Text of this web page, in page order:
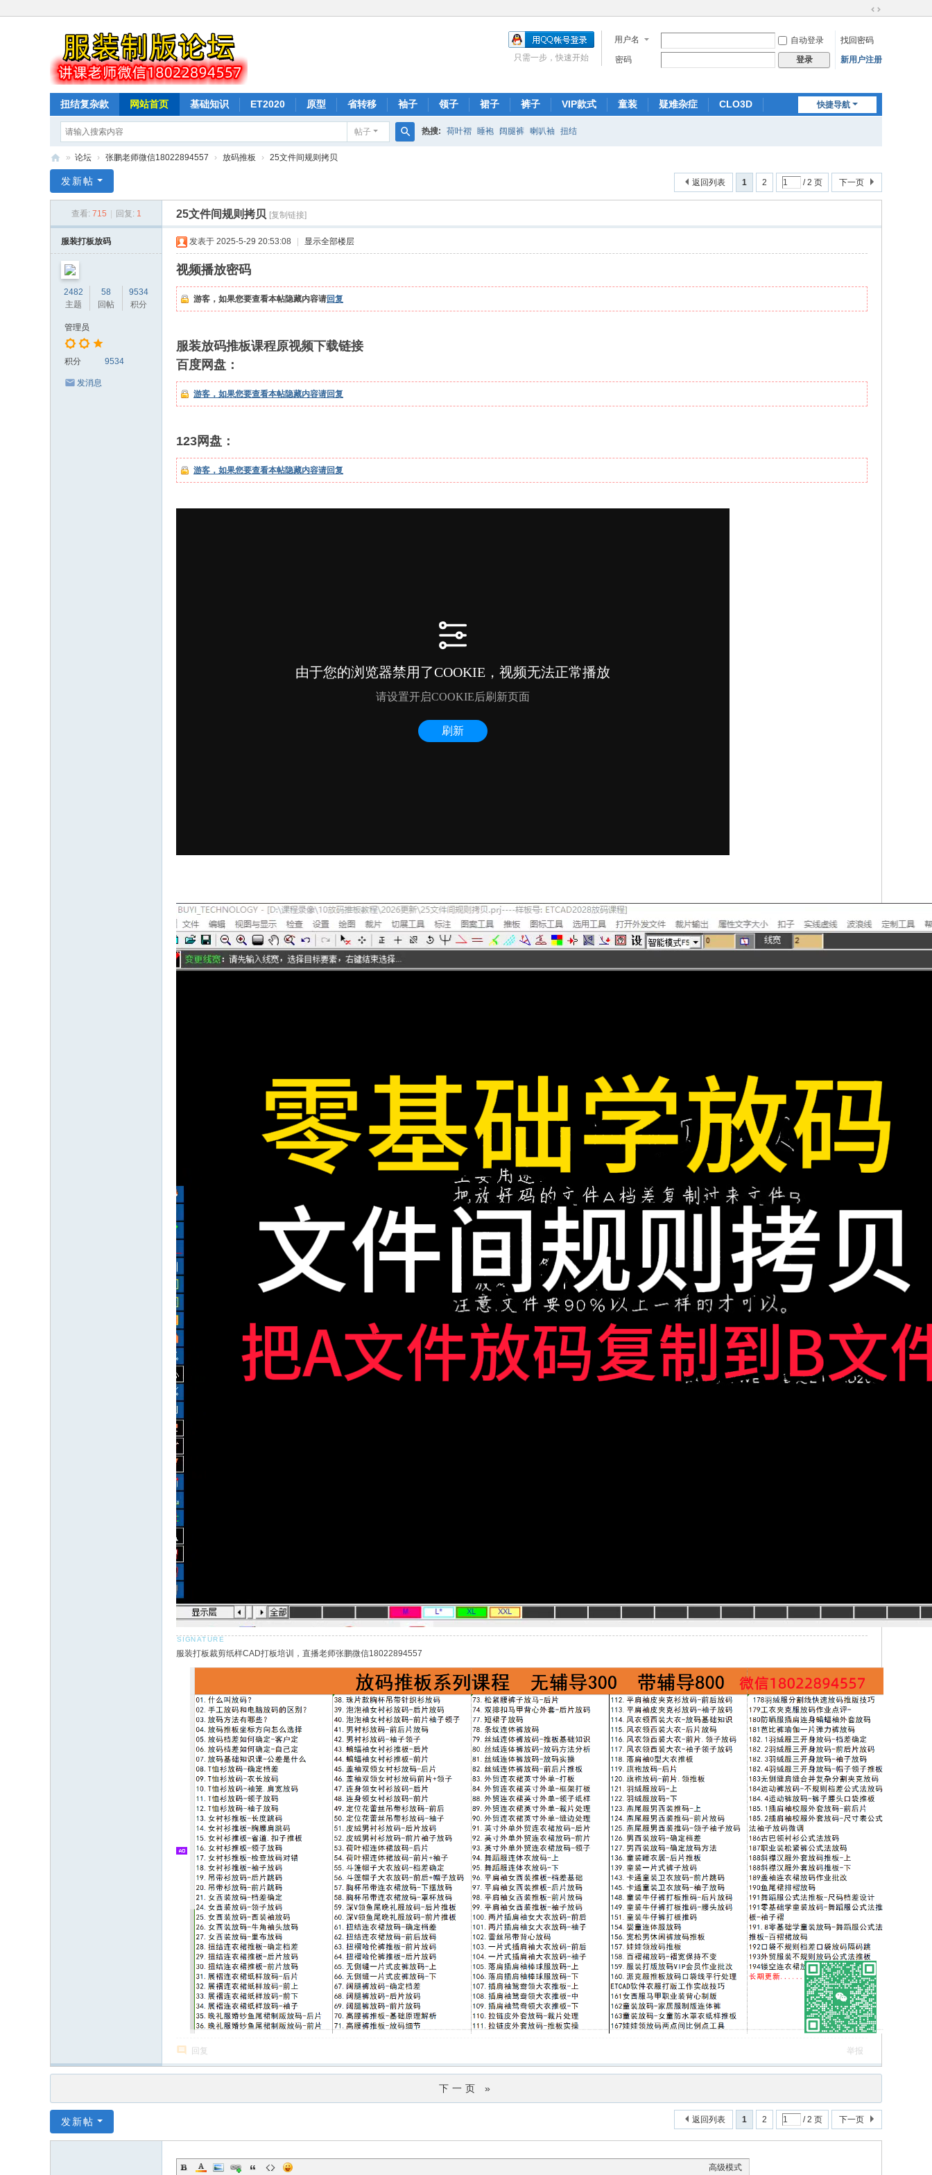
换
到
宽
用户名 自动登录
找回密码
密码
登录 新用户注册
只需一步，快速开始
快捷导航
扭结复杂款 网站首页 基础知识 ET2020 原型 省转移 袖子 领子 裙子 裤子 VIP款式 童装 疑难杂症
CLO3D
帖子 热搜: 荷叶褶 睡袍 阔腿裤 喇叭袖 扭结
本
» 论坛 › 张鹏老师微信18022894557 › 放码推板 › 25文件间规则拷贝
1 2 / 2 页 下一页
返回列表
发新帖
查看: 715 回复: 1 25文件间规则拷贝 [复制链接]
服装打板放码
2482
主题
58
回帖
9534
积分
管理员
积分 9534
发消息
发表于 2025-5-29 20:53:08 显示全部楼层
视频播放密码
游客，如果您要查看本帖隐藏内容请回复
服装放码推板课程原视频下载链接
百度网盘：
游客，如果您要查看本帖隐藏内容请回复
123网盘：
游客，如果您要查看本帖隐藏内容请回复
服装打板裁剪纸样CAD打板培训，直播老师张鹏微信18022894557
回复 举报
下一页 »
1 2 / 2 页 下一页
返回列表
发新帖
高级模式